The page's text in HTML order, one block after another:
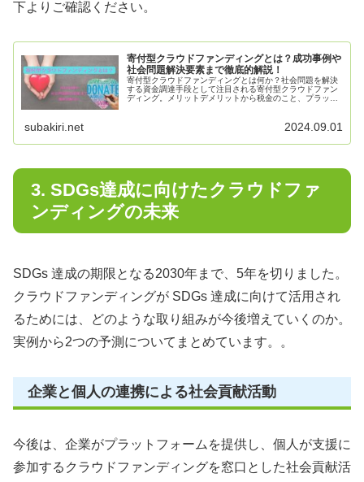
下よりご確認ください。
寄付型クラウドファンディングとは？成功事例や
社会問題解決要素まで徹底的解説！
寄付型クラウドファンディングとは何か？社会問題を解決
する資金調達手段として注目される寄付型クラウドファン
ディング。メリットデメリットから税金のこと、プラット
subakiri.net 2024.09.01
3. SDGs達成に向けたクラウドファ
ンディングの未来
SDGs 達成の期限となる2030年まで、5年を切りました。
クラウドファンディングが SDGs 達成に向けて活用され
るためには、どのような取り組みが今後増えていくのか。
実例から2つの予測についてまとめています。。
企業と個人の連携による社会貢献活動
今後は、企業がプラットフォームを提供し、個人が支援に
参加するクラウドファンディングを窓口とした社会貢献活